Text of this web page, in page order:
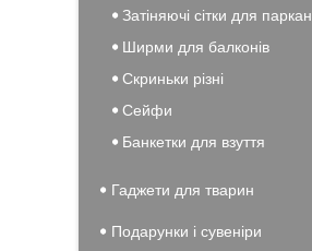
Затіняючі сітки для
Ширми для балконів
Скриньки різні
Сейфи
Банкетки для взуття
Гаджети для тварин
Подарунки і сувеніри